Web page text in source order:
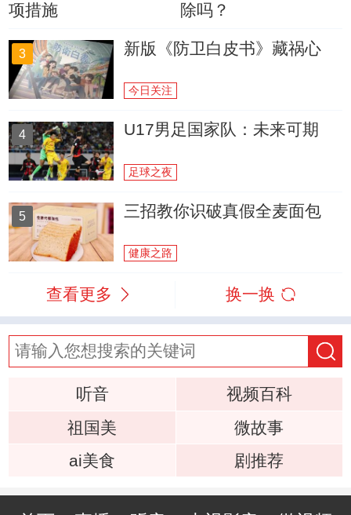
项措施
除吗？
3 新版《防卫白皮书》藏祸心
今日关注
4 U17男足国家队：未来可期
足球之夜
5 三招教你识破真假全麦面包
健康之路
查看更多 换一换
听音
视频百科
祖国美
微故事
ai美食
剧推荐